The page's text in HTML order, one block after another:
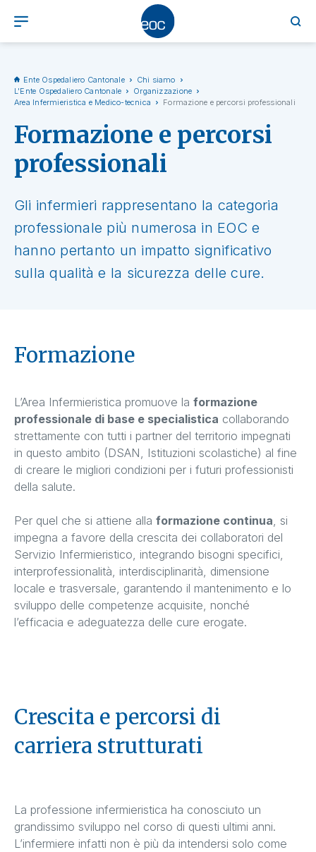
Ente Ospedaliero Cantonale
Chi siamo
L'Ente Ospedaliero Cantonale
Organizzazione
Area Infermieristica e Medico-tecnica
Formazione e percorsi professionali
Formazione e percorsi
professionali
Gli infermieri rappresentano la categoria
professionale più numerosa in EOC e
hanno pertanto un impatto significativo
sulla qualità e la sicurezza delle cure.
Formazione
L’Area Infermieristica promuove la formazione
professionale di base e specialistica collaborando
strettamente con tutti i partner del territorio impegnati
in questo ambito (DSAN, Istituzioni scolastiche) al fine
di creare le migliori condizioni per i futuri professionisti
della salute.
Per quel che si attiene alla formazione continua , si
impegna a favore della crescita dei collaboratori del
Servizio Infermieristico, integrando bisogni specifici,
interprofessionalità, interdisciplinarità, dimensione
locale e trasversale, garantendo il mantenimento e lo
sviluppo delle competenze acquisite, nonché
l’efficacia e adeguatezza delle cure erogate.
Crescita e percorsi di
carriera strutturati
La professione infermieristica ha conosciuto un
grandissimo sviluppo nel corso di questi ultimi anni.
L’infermiere infatti non è più da intendersi solo come